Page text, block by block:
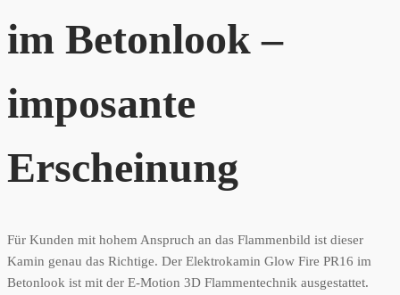
im Betonlook –
imposante
Erscheinung
Für Kunden mit hohem Anspruch an das Flammenbild ist dieser
Kamin genau das Richtige. Der Elektrokamin Glow Fire PR16 im
Betonlook ist mit der E-Motion 3D Flammentechnik ausgestattet.